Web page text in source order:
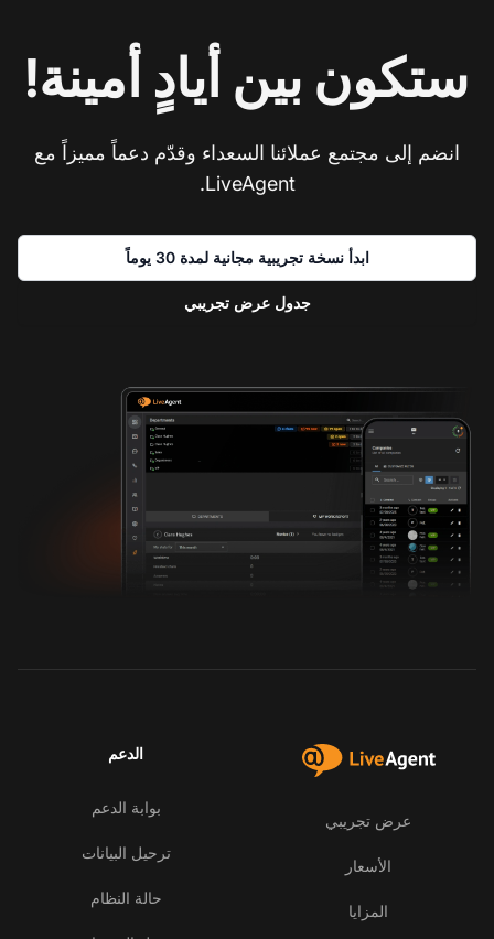
ستكون بين أيادٍ أمينة!
انضم إلى مجتمع عملائنا السعداء وقدّم دعماً مميزاً مع
LiveAgent.
ابدأ نسخة تجريبية مجانية لمدة 30 يوماً
جدول عرض تجريبي
عرض تجريبي
الأسعار
المزايا
الدعم
بوابة الدعم
ترحيل البيانات
حالة النظام